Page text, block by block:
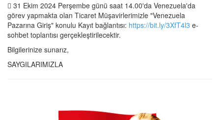
 31 Ekim 2024 Perşembe günü saat 14.00'da Venezuela'da
görev yapmakta olan Ticaret Müşavirlerimizle "Venezuela
Pazarına Giriş" konulu Kayıt bağlantısı: https://bit.ly/3XfT4l3 e-
sohbet toplantısı gerçekleştirilecektir.
Bilgilerinize sunarız,
SAYGILARIMIZLA